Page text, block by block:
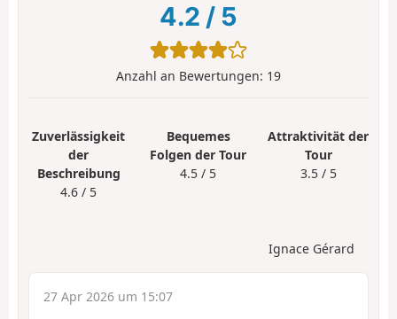
4.2 / 5
Anzahl an Bewertungen: 19
Zuverlässigkeit
der
Beschreibung
4.6 / 5
Bequemes
Folgen der Tour
4.5 / 5
Attraktivität der
Tour
3.5 / 5
Ignace Gérard
27 Apr 2026 um 15:07